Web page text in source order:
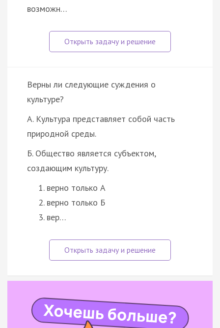
возможн…
Верны ли следующие суждения о
культуре?
А. Культура представляет собой часть
природной среды.
Б. Общество является субъектом,
создающим культуру.
верно только А
верно только Б
вер…